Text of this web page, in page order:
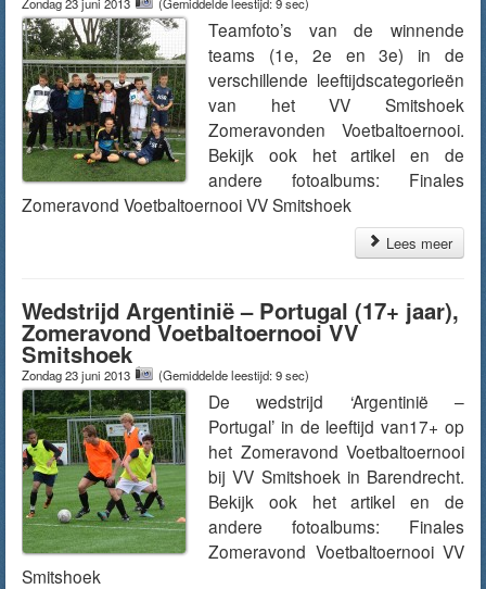
Teamfoto’s van de winnende
teams (1e, 2e en 3e) in de
verschillende leeftijdscategorieën
van het VV Smitshoek
Zomeravonden Voetbaltoernooi.
Bekijk ook het artikel en de
andere fotoalbums: Finales
Zomeravond Voetbaltoernooi VV Smitshoek
Lees meer
Wedstrijd Argentinië – Portugal (17+ jaar),
Zomeravond Voetbaltoernooi VV
Smitshoek
Zondag 23 juni 2013 (Gemiddelde leestijd: 9 sec)
De wedstrijd ‘Argentinië –
Portugal’ in de leeftijd van17+ op
het Zomeravond Voetbaltoernooi
bij VV Smitshoek in Barendrecht.
Bekijk ook het artikel en de
andere fotoalbums: Finales
Zomeravond Voetbaltoernooi VV
Smitshoek